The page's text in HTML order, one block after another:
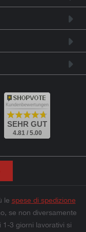
Kundenbewertungen
SEHR GUT
4.81 / 5.00
le spese di spedizione
se non diversamente
3 giorni lavorativi si